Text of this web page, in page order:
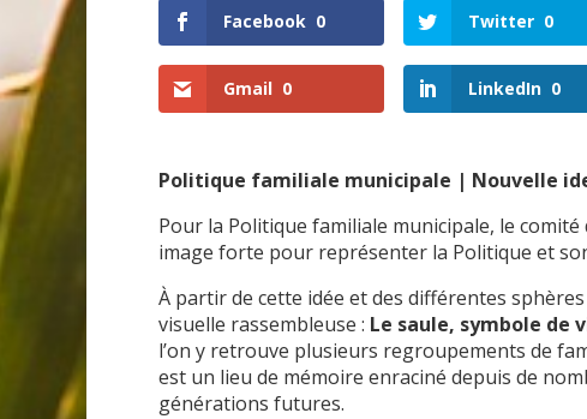
Facebook 0 Twitter 0
Gmail 0 LinkedIn 0
Politique familiale municipale | Nouvelle
Pour la Politique familiale municipale, le
image forte pour représenter la Politique et
À partir de cette idée et des différentes
visuelle rassembleuse : Le saule, symbole de
l’on y retrouve plusieurs regroupements de
est un lieu de mémoire enraciné depuis de
générations futures.